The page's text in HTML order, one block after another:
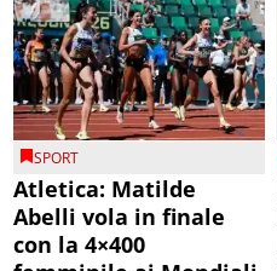
SPORT
Atletica: Matilde
Abelli vola in finale
con la 4×400